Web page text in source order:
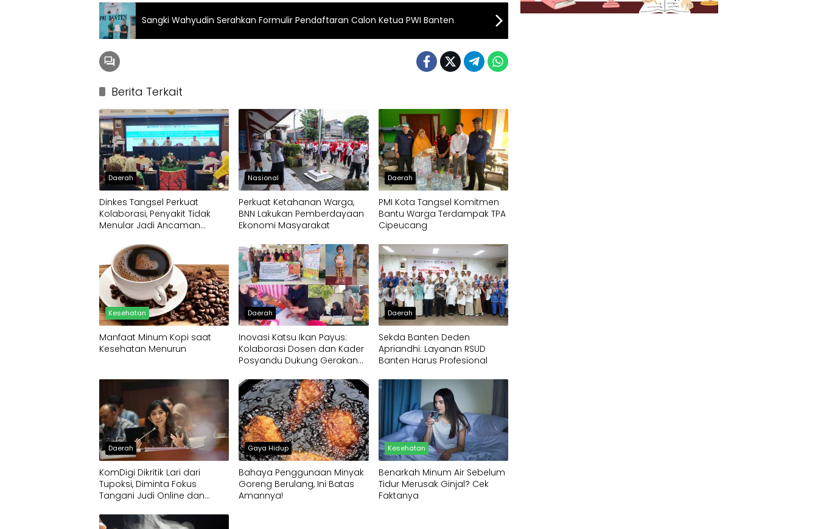
Sangki Wahyudin Serahkan Formulir Pendaftaran Calon Ketua PWI Banten
Berita Terkait
Daerah
Dinkes Tangsel Perkuat
Kolaborasi, Penyakit Tidak
Menular Jadi Ancaman
Nasional
Perkuat Ketahanan Warga,
BNN Lakukan Pemberdayaan
Ekonomi Masyarakat
Daerah
PMI Kota Tangsel Komitmen
Bantu Warga Terdampak TPA
Cipeucang
Kesehatan
Manfaat Minum Kopi saat
Kesehatan Menurun
Daerah
Inovasi Katsu Ikan Payus:
Kolaborasi Dosen dan Kader
Posyandu Dukung Gerakan
Daerah
Sekda Banten Deden
Apriandhi: Layanan RSUD
Banten Harus Profesional
Daerah
KomDigi Dikritik Lari dari
Tupoksi, Diminta Fokus
Tangani Judi Online dan
Gaya Hidup
Bahaya Penggunaan Minyak
Goreng Berulang, Ini Batas
Amannya!
Kesehatan
Benarkah Minum Air Sebelum
Tidur Merusak Ginjal? Cek
Faktanya